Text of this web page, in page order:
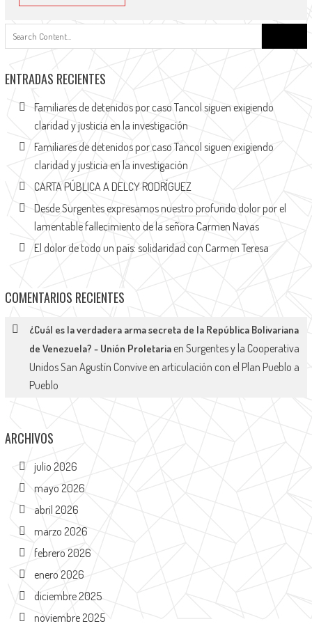
ENTRADAS RECIENTES
Familiares de detenidos por caso Tancol siguen exigiendo
claridad y justicia en la investigación
Familiares de detenidos por caso Tancol siguen exigiendo
claridad y justicia en la investigación
CARTA PÚBLICA A DELCY RODRÍGUEZ
Desde Surgentes expresamos nuestro profundo dolor por el
lamentable fallecimiento de la señora Carmen Navas
El dolor de todo un país: solidaridad con Carmen Teresa
COMENTARIOS RECIENTES
¿Cuál es la verdadera arma secreta de la República Bolivariana
de Venezuela? - Unión Proletariaen Surgentes y la Cooperativa
Unidos San Agustín Convive en articulación con el Plan Pueblo a
Pueblo
ARCHIVOS
julio 2026
mayo 2026
abril 2026
marzo 2026
febrero 2026
enero 2026
diciembre 2025
noviembre 2025